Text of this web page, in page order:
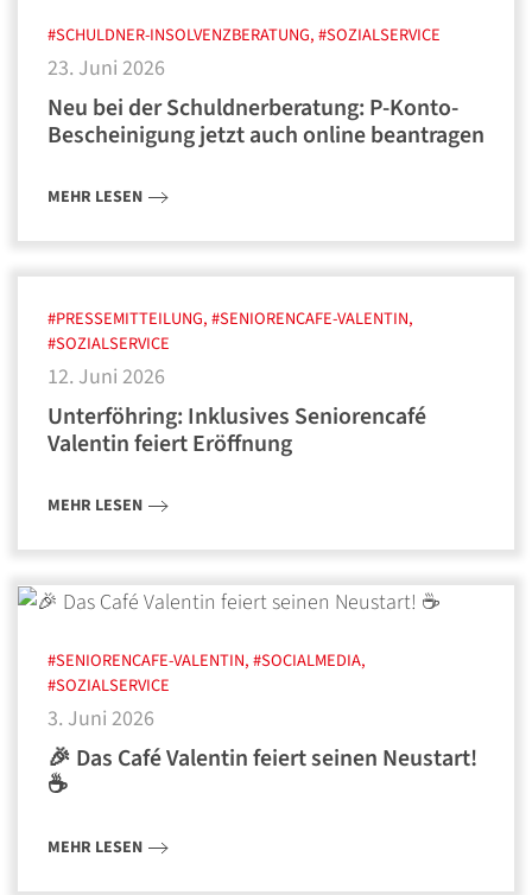
#SCHULDNER-INSOLVENZBERATUNG, #SOZIALSERVICE
23. Juni 2026
Neu bei der Schuldnerberatung: P-Konto-
Bescheinigung jetzt auch online beantragen
MEHR LESEN
#PRESSEMITTEILUNG, #SENIORENCAFE-VALENTIN,
#SOZIALSERVICE
12. Juni 2026
Unterföhring: Inklusives Seniorencafé
Valentin feiert Eröffnung
MEHR LESEN
#SENIORENCAFE-VALENTIN, #SOCIALMEDIA,
#SOZIALSERVICE
3. Juni 2026
🎉 Das Café Valentin feiert seinen Neustart!
☕
MEHR LESEN